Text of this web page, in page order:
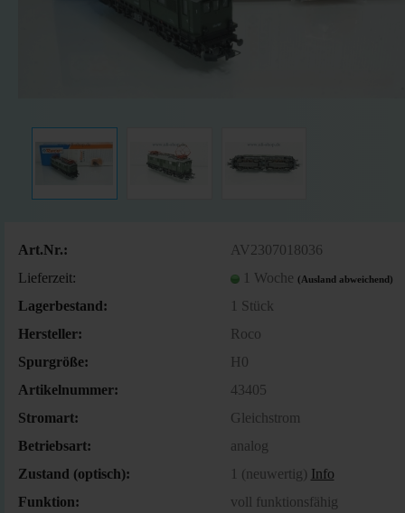
Art.Nr.:
AV2307018036
Lieferzeit:
1 Woche (Ausland abweichend)
Lagerbestand: 1 Stück
Hersteller:
Roco
Spurgröße:
H0
Artikelnummer:
43405
Stromart:
Gleichstrom
Betriebsart:
analog
Zustand (optisch):
1 (neuwertig) Info
Funktion:
voll funktionsfähig